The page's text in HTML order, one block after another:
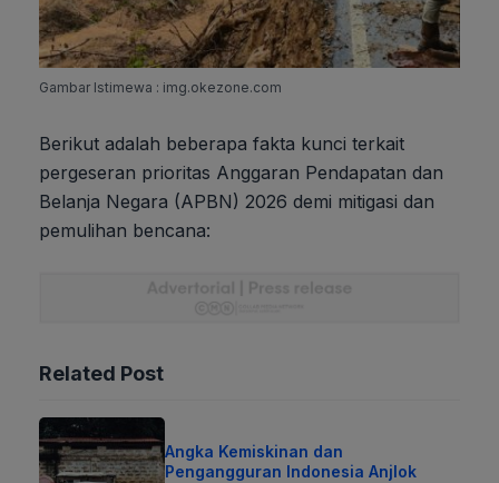
Gambar Istimewa : img.okezone.com
Berikut adalah beberapa fakta kunci terkait
pergeseran prioritas Anggaran Pendapatan dan
Belanja Negara (APBN) 2026 demi mitigasi dan
pemulihan bencana:
Related Post
Angka Kemiskinan dan
Pengangguran Indonesia Anjlok